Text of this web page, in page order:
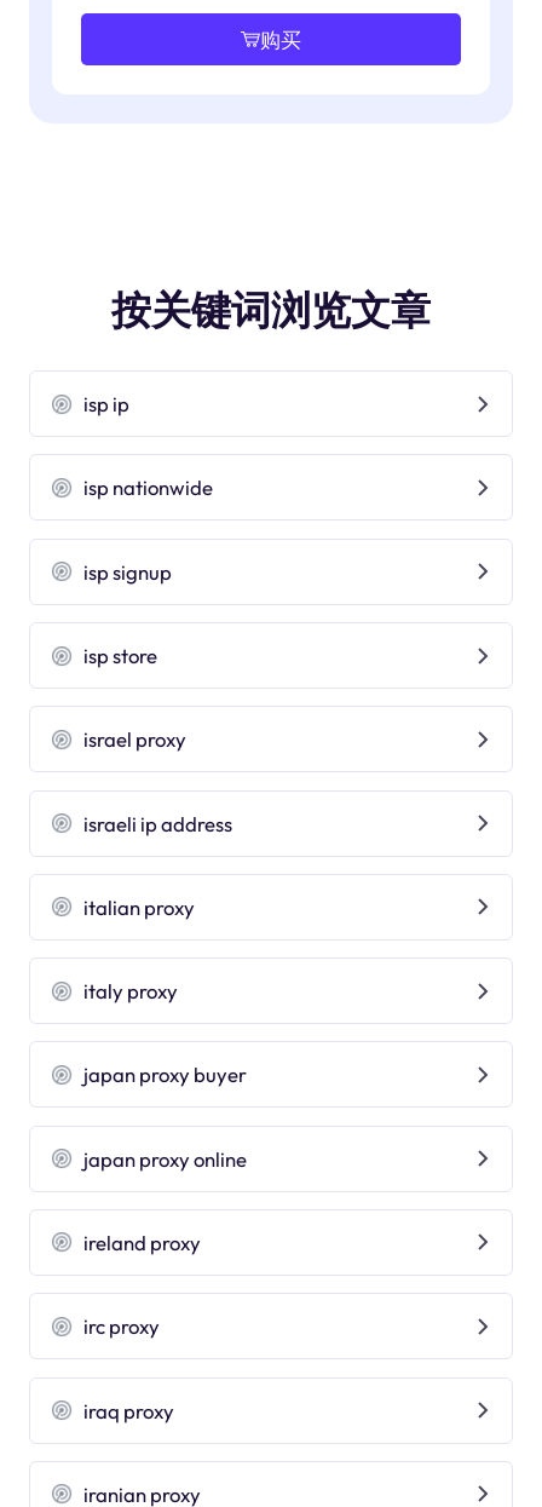
购买
按关键词浏览文章
isp ip
isp nationwide
isp signup
isp store
israel proxy
israeli ip address
italian proxy
italy proxy
japan proxy buyer
japan proxy online
ireland proxy
irc proxy
iraq proxy
iranian proxy